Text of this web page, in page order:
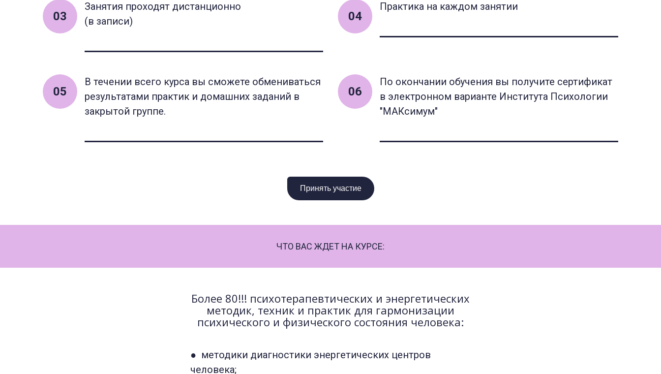
03
Занятия проходят дистанционно
(в записи)
04
Практика на каждом занятии
05
В течении всего курса вы сможете обмениваться
результатами практик и домашних заданий в
закрытой группе.
06
По окончании обучения вы получите сертификат
в электронном варианте Института Психологии
"МАКсимум"
Принять участие
ЧТО ВАС ЖДЕТ НА КУРСЕ:
Более 80!!! психотерапевтических и энергетических
методик, техник и практик для гармонизации
психического и физического состояния человека:
● методики диагностики энергетических центров
человека;